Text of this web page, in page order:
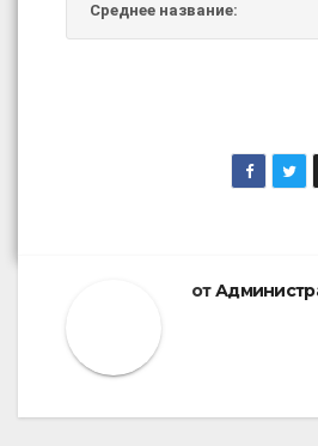
Среднее название:
от